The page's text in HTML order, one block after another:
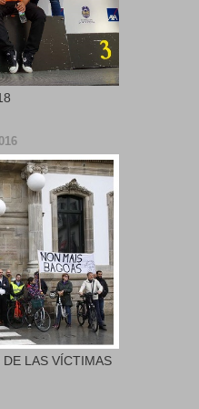
DE LAS VÍCTIMAS